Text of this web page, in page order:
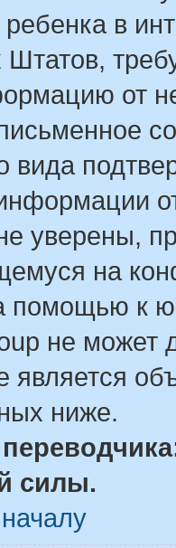
в
от
вида
уверены,
на
помощью к
не может
является
ниже.
силы.